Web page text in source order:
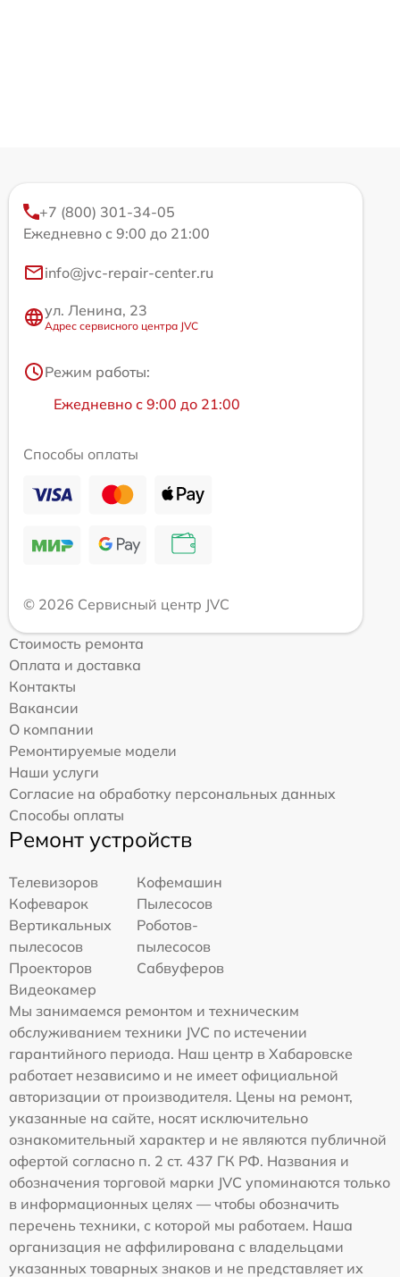
+7 (800) 301-34-05
Ежедневно с 9:00 до 21:00
info@jvc-repair-center.ru
ул. Ленина, 23
Адрес сервисного центра JVC
Режим работы:
Ежедневно с 9:00 до 21:00
Способы оплаты
© 2026 Сервисный центр JVC
Стоимость ремонта
Оплата и доставка
Контакты
Вакансии
О компании
Ремонтируемые модели
Наши услуги
Согласие на обработку персональных данных
Способы оплаты
Ремонт устройств
Телевизоров
Кофемашин
Кофеварок
Пылесосов
Вертикальных
пылесосов
Роботов-
пылесосов
Проекторов
Сабвуферов
Видеокамер
Мы занимаемся ремонтом и техническим
обслуживанием техники JVC по истечении
гарантийного периода. Наш центр в Хабаровске
работает независимо и не имеет официальной
авторизации от производителя. Цены на ремонт,
указанные на сайте, носят исключительно
ознакомительный характер и не являются публичной
офертой согласно п. 2 ст. 437 ГК РФ. Названия и
обозначения торговой марки JVC упоминаются только
в информационных целях — чтобы обозначить
перечень техники, с которой мы работаем. Наша
организация не аффилирована с владельцами
указанных товарных знаков и не представляет их